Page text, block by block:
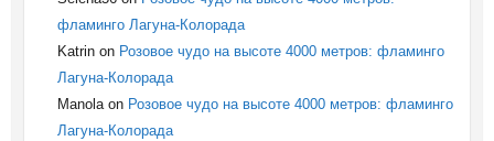
фламинго Лагуна-Колорада
Katrinon Розовое чудо на высоте 4000 метров: фламинго
Лагуна-Колорада
Manolaon Розовое чудо на высоте 4000 метров: фламинго
Лагуна-Колорада